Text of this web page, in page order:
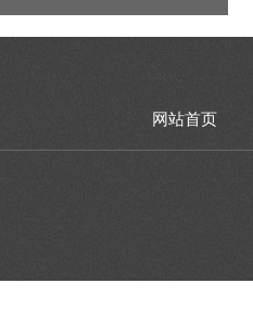
网站首页